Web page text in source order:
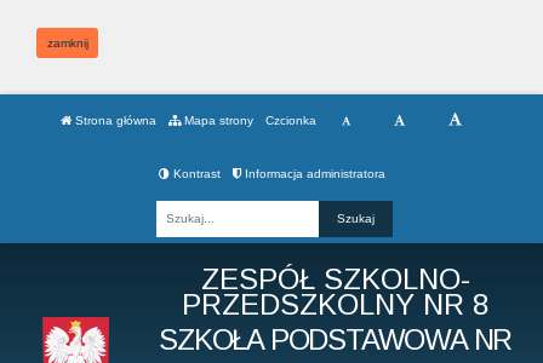
zamknij
Strona główna Mapa strony Czcionka
Kontrast Informacja administratora
ZESPÓŁ SZKOLNO-
PRZEDSZKOLNY NR 8
SZKOŁA PODSTAWOWA NR